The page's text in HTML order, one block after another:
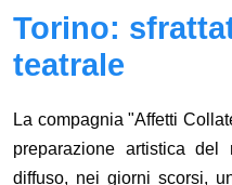
Torino:
teatrale
La compagnia "Affetti
preparazione artistica del
diffuso, nei giorni scorsi,